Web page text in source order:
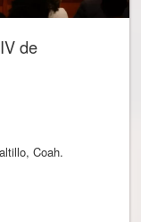
de
Coah.